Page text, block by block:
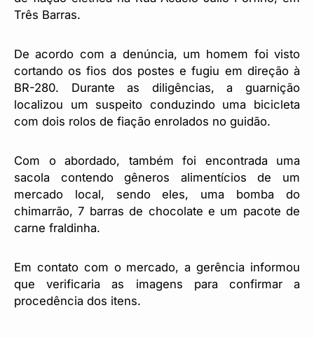
Três Barras.
De acordo com a denúncia, um homem foi visto
cortando os fios dos postes e fugiu em direção à
BR-280. Durante as diligências, a guarnição
localizou um suspeito conduzindo uma bicicleta
com dois rolos de fiação enrolados no guidão.
Com o abordado, também foi encontrada uma
sacola contendo gêneros alimentícios de um
mercado local, sendo eles, uma bomba do
chimarrão, 7 barras de chocolate e um pacote de
carne fraldinha.
Em contato com o mercado, a gerência informou
que verificaria as imagens para confirmar a
procedência dos itens.